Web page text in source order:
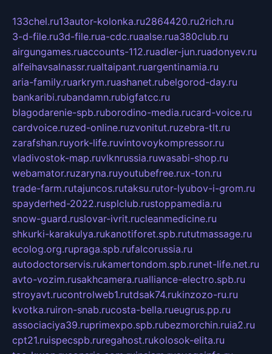
133chel.ru13autor-kolonka.ru2864420.ru2rich.ru
3-d-file.ru3d-file.rua-cdc.ruaalse.rua380club.ru
airgungames.ruaccounts-112.ruadler-jun.ruadonyev.ru
alfeihavsalnassr.rualtaipant.ruargentinamia.ru
aria-family.ruarkrym.ruashanet.rubelgorod-day.ru
bankaribi.rubandamn.rubigfatcc.ru
blagodarenie-spb.ruborodino-media.rucard-voice.ru
cardvoice.ruzed-online.ruzvonitut.ruzebra-tlt.ru
zarafshan.ruyork-life.ruvintovoykompressor.ru
vladivostok-map.ruvlknrussia.ruwasabi-shop.ru
webamator.ruzaryna.ruyoutubefree.rux-ton.ru
trade-farm.rutajuncos.rutaksu.rutor-lyubov-i-grom.ru
spayderhed-2022.rusplclub.rustoppamedia.ru
snow-guard.ruslovar-ivrit.rucleanmedicine.ru
shkurki-karakulya.rukanotiforet.spb.rututmassage.ru
ecolog.org.rupraga.spb.rufalcorussia.ru
autodoctorservis.rukamertondom.spb.runet-life.net.ru
avto-vozim.rusakhcamera.rualliance-electro.spb.ru
stroyavt.rucontrolweb1.rutdsak74.rukinzozo-ru.ru
kvotka.ruiron-snab.rucosta-bella.rueugrus.pp.ru
associaciya39.ruprimexpo.spb.rubezmorchin.ruia2.ru
cpt21.ruispecspb.ruregahost.rukolosok-elita.ru